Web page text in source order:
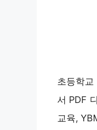
초등학
서 PDF
교육,